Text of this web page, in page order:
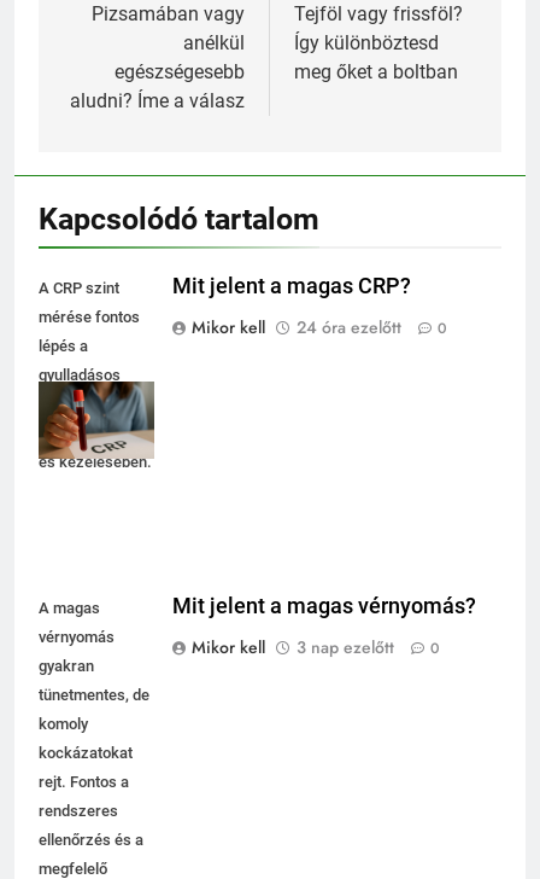
navigáció
Pizsamában vagy
anélkül
egészségesebb
aludni? Íme a válasz
Tejföl vagy frissföl?
Így különböztesd
meg őket a boltban
Kapcsolódó tartalom
A CRP szint
mérése fontos
lépés a
gyulladásos
állapotok
diagnózisában
és kezelésében.
Mit jelent a magas CRP?
Mikor kell
24 óra ezelőtt 0
A magas
vérnyomás
gyakran
tünetmentes, de
komoly
kockázatokat
rejt. Fontos a
rendszeres
ellenőrzés és a
megfelelő
Mit jelent a magas vérnyomás?
Mikor kell
3 nap ezelőtt 0